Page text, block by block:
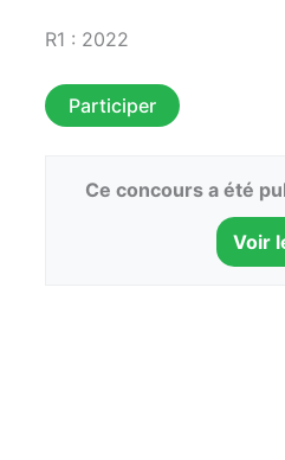
R1 : 2022
Participer
Ce concours a été
Voir